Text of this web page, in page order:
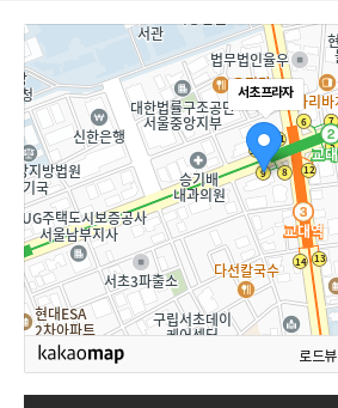
서초프라자
로드뷰